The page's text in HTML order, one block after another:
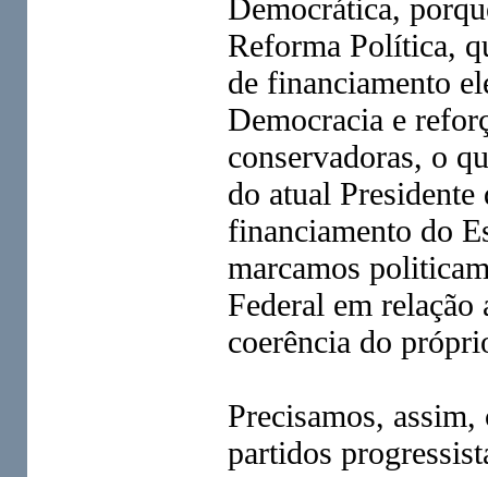
Democrática,
Reforma Política,
de financiamento
Democracia e
conservadoras, o
do atual Presidente
financiamento do
marcamos
Federal em relação
coerência do
Precisamos,
partidos